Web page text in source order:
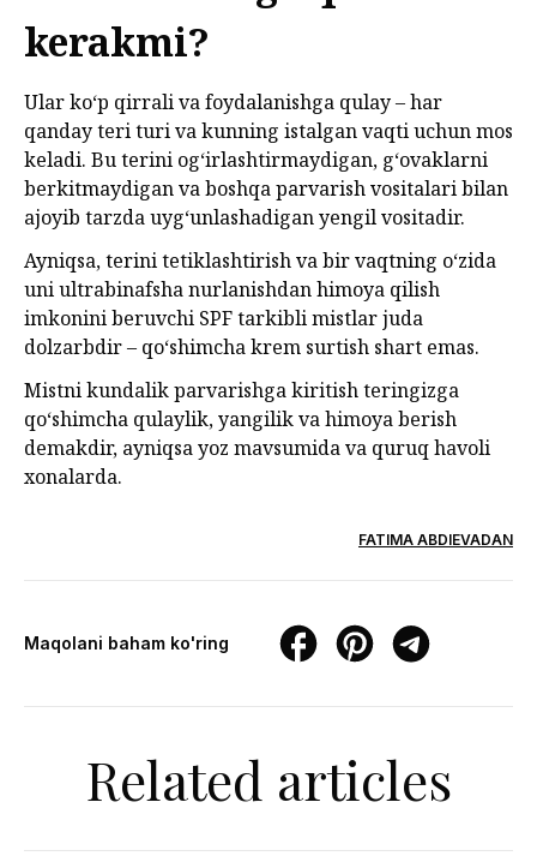
kerakmi?
Ular ko‘p qirrali va foydalanishga qulay – har
qanday teri turi va kunning istalgan vaqti uchun mos
keladi. Bu terini og‘irlashtirmaydigan, g‘ovaklarni
berkitmaydigan va boshqa parvarish vositalari bilan
ajoyib tarzda uyg‘unlashadigan yengil vositadir.
Ayniqsa, terini tetiklashtirish va bir vaqtning o‘zida
uni ultrabinafsha nurlanishdan himoya qilish
imkonini beruvchi SPF tarkibli mistlar juda
dolzarbdir – qo‘shimcha krem surtish shart emas.
Mistni kundalik parvarishga kiritish teringizga
qo‘shimcha qulaylik, yangilik va himoya berish
demakdir, ayniqsa yoz mavsumida va quruq havoli
xonalarda.
FATIMA ABDIEVADAN
Maqolani baham ko'ring
Related articles